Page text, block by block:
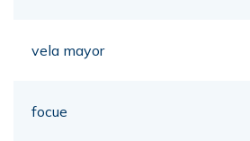
vela mayor
focue